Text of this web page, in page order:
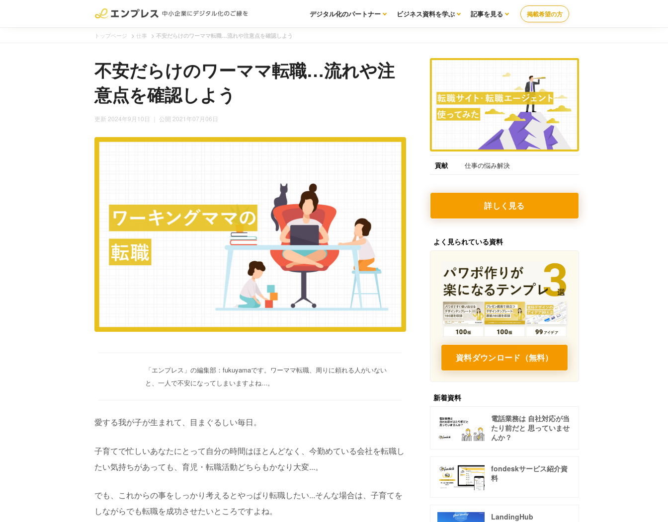
掲載希望の方
デジタル化のパートナー ビジネス資料を学ぶ 記事を見る
トップページ > 仕事 > 不安だらけのワーママ転職…流れや注意点を確認しよう
不安だらけのワーママ転職…流れや注
意点を確認しよう
更新 2024年9月10日 ｜ 公開 2021年07月06日
「エンプレス」の編集部：fukuyamaです。ワーママ転職、周りに頼れる人がいない
と、一人で不安になってしまいますよね...。
愛する我が子が生まれて、目まぐるしい毎日。
子育てで忙しいあなたにとって自分の時間はほとんどなく、今勤めている会社を転職し
たい気持ちがあっても、育児・転職活動どちらもかなり大変...。
でも、これからの事をしっかり考えるとやっぱり転職したい...そんな場合は、子育てを
しながらでも転職を成功させたいところですよね。
貢献 仕事の悩み解決
詳しく見る
よく見られている資料
資料ダウンロード（無料）
新着資料
電話業務は 自社対応が当
たり前だと 思っていませ
んか？
fondeskサービス紹介資
料
LandingHub